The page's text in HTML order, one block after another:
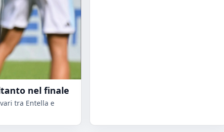
nel finale
tra Entella e